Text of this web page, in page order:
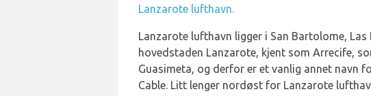
Lanzarote lufthavn.
Lanzarote lufthavn ligger i San Bartolome,
hovedstaden Lanzarote, kjent som Arrecife,
Guasimeta, og derfor er et vanlig annet navn
Cable. Litt lenger nordøst for Lanzarote